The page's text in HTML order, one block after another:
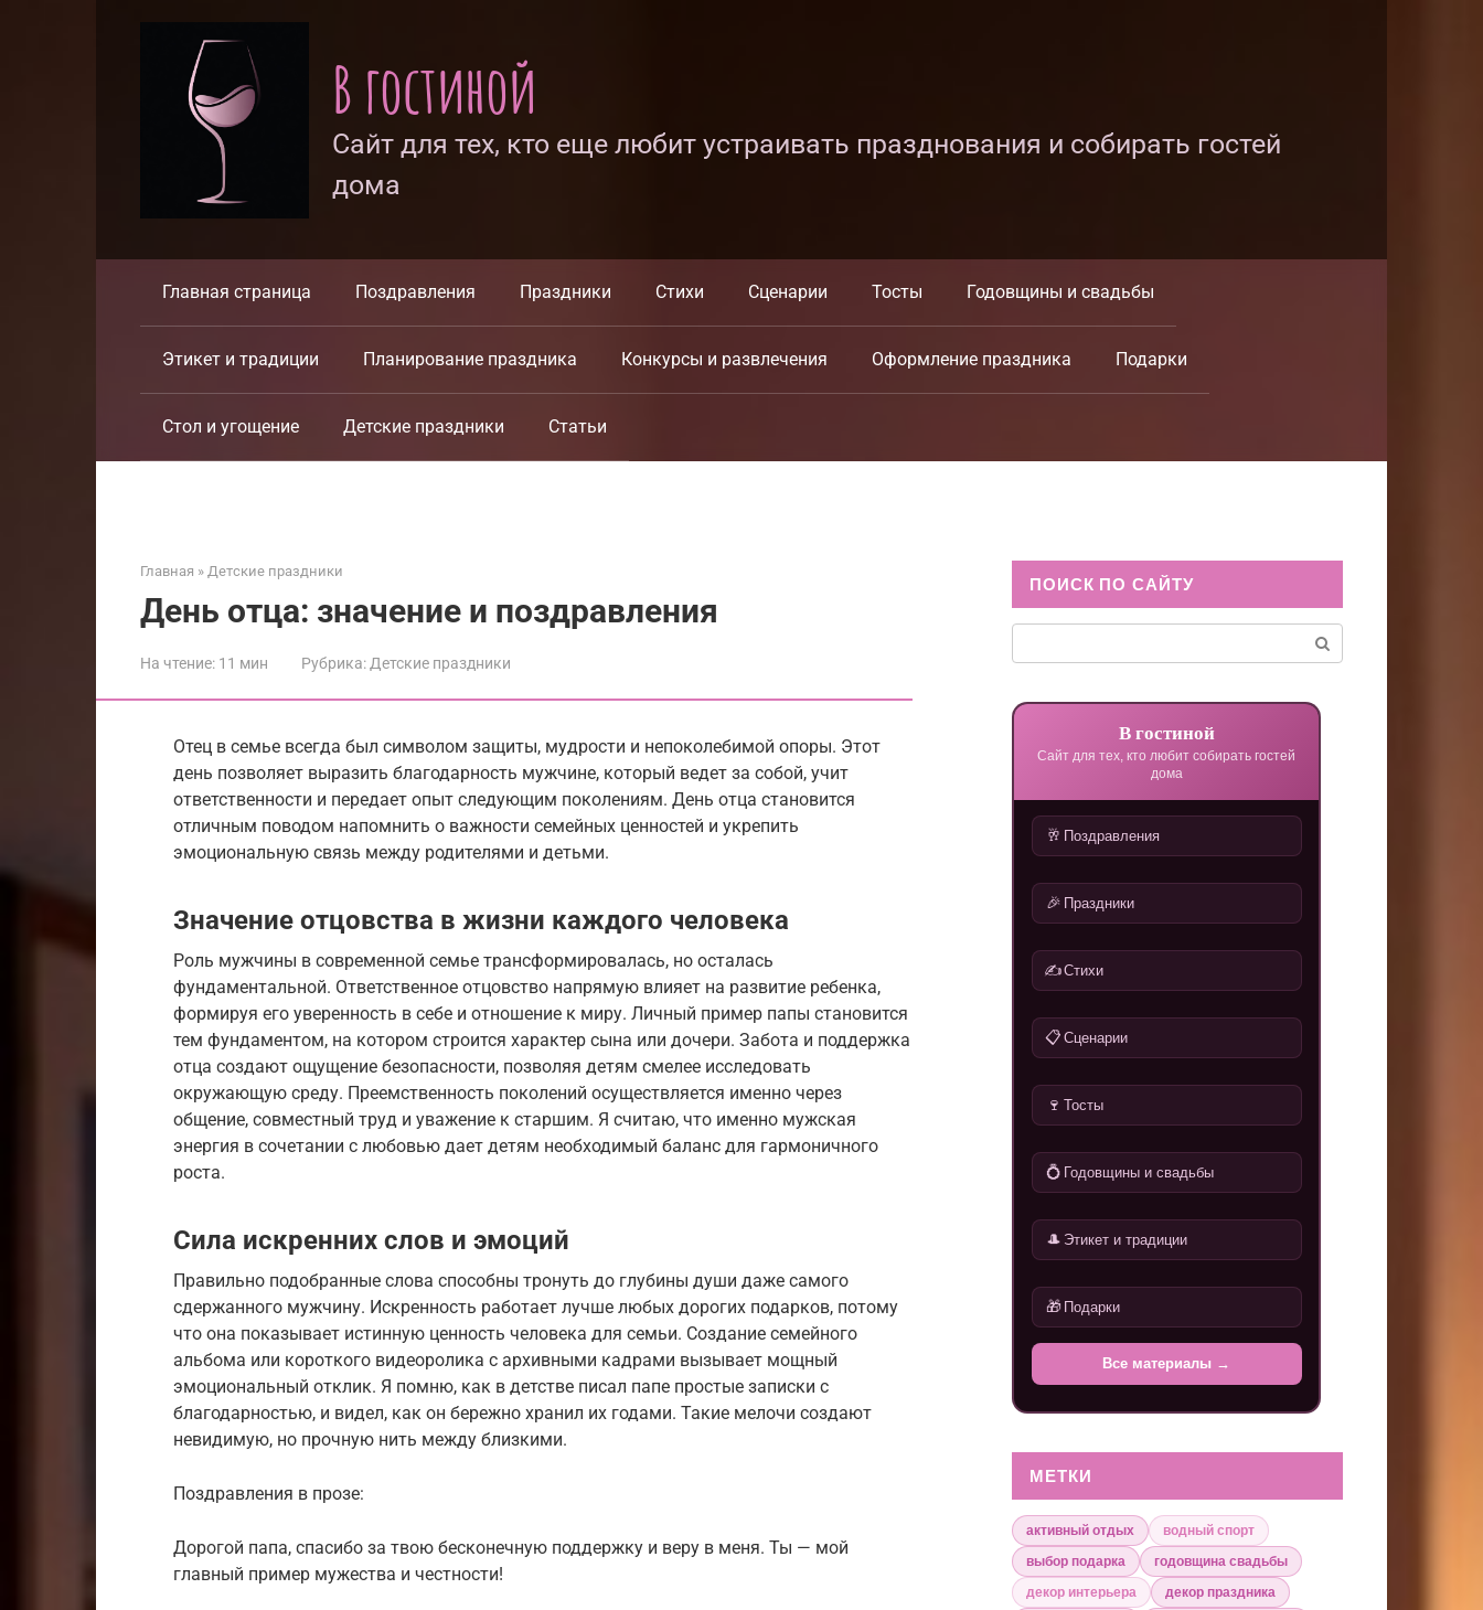
В гостиной
Сайт для тех, кто еще любит устраивать празднования и собирать гостей
дома
Главная страница Поздравления Праздники Стихи Сценарии Тосты Годовщины и свадьбы
Этикет и традиции Планирование праздника Конкурсы и развлечения Оформление праздника Подарки
Стол и угощение Детские праздники Статьи
Главная » Детские праздники
День отца: значение и поздравления
На чтение: 11 мин Рубрика: Детские праздники
Отец в семье всегда был символом защиты, мудрости и непоколебимой опоры. Этот
день позволяет выразить благодарность мужчине, который ведет за собой, учит
ответственности и передает опыт следующим поколениям. День отца становится
отличным поводом напомнить о важности семейных ценностей и укрепить
эмоциональную связь между родителями и детьми.
Значение отцовства в жизни каждого человека
Роль мужчины в современной семье трансформировалась, но осталась
фундаментальной. Ответственное отцовство напрямую влияет на развитие ребенка,
формируя его уверенность в себе и отношение к миру. Личный пример папы становится
тем фундаментом, на котором строится характер сына или дочери. Забота и поддержка
отца создают ощущение безопасности, позволяя детям смелее исследовать
окружающую среду. Преемственность поколений осуществляется именно через
общение, совместный труд и уважение к старшим. Я считаю, что именно мужская
энергия в сочетании с любовью дает детям необходимый баланс для гармоничного
роста.
Сила искренних слов и эмоций
Правильно подобранные слова способны тронуть до глубины души даже самого
сдержанного мужчину. Искренность работает лучше любых дорогих подарков, потому
что она показывает истинную ценность человека для семьи. Создание семейного
альбома или короткого видеоролика с архивными кадрами вызывает мощный
эмоциональный отклик. Я помню, как в детстве писал папе простые записки с
благодарностью, и видел, как он бережно хранил их годами. Такие мелочи создают
невидимую, но прочную нить между близкими.
Поздравления в прозе:
Дорогой папа, спасибо за твою бесконечную поддержку и веру в меня. Ты — мой
главный пример мужества и честности!
ПОИСК ПО САЙТУ
В гостиной
Сайт для тех, кто любит собирать гостей
дома
🥂 Поздравления
🎉 Праздники
✍️Стихи
📋 Сценарии
🍷 Тосты
💍 Годовщины и свадьбы
🎩 Этикет и традиции
🎁 Подарки
Все материалы →
МЕТКИ
активный отдых
водный спорт
выбор подарка
годовщина свадьбы
декор интерьера
декор праздника